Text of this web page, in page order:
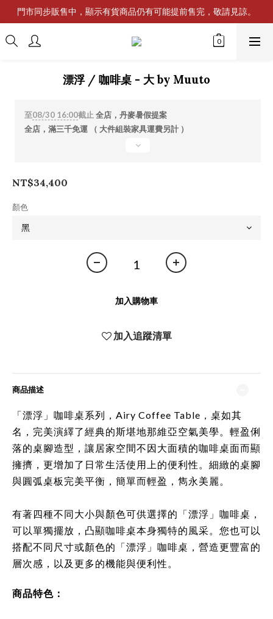
門市同步販售中，顯示有貨商品仍有可能提前售完，敬請見諒。
漂浮 / 咖啡桌 - 大 by Muuto
至08/30 16:00截止 全店，丹麥暑假提案
全店，滿三千免運 （ 大件組裝家具運費另計 ）
NT$34,400
顏色
加入購物車
加入追蹤清單
商品描述
「漂浮」咖啡桌系列，Airy Coffee Table，桌如其
名，完美演繹了經典的斯堪地那維亞空氣美學。輕盈俐
落的桌腳造型，讓居家空間不因大面積的咖啡桌面而顯
擁擠，更增加了日常生活使用上的便利性。細緻的桌腳
與圓弧桌板完美平衡，簡單而輕盈，雋永美麗。
有著四種不同大小與顏色可供選擇的 「漂浮」咖啡桌 ，
可以單獨擺放，凸顯咖啡桌本身獨特的風采。您也可以
搭配不同尺寸或顏色的 「漂浮」咖啡桌 ，營造更豐富的
層次感，以及更多的機能與便利性。
商品特色：